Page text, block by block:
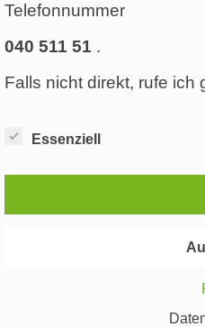
Telefonnummer
040 511 51 .
Falls nicht direkt, rufe ich
Essenziell